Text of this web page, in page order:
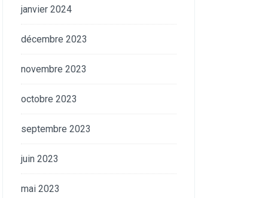
janvier 2024
décembre 2023
novembre 2023
octobre 2023
septembre 2023
juin 2023
mai 2023